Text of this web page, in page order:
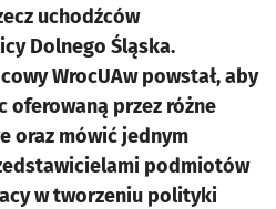
uchodźców
Dolnego Śląska.
WrocUAw powstał, aby
oferowaną przez różne
oraz mówić jednym
podmiotów
w tworzeniu polityki